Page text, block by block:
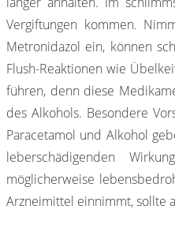
Vergiftungen kommen.
Metronidazol ein, können
Flush-Reaktionen wie
führen, denn diese
des Alkohols. Besondere
Paracetamol und Alkohol
leberschädigenden
möglicherweise
Arzneimittel einnimmt, sollte